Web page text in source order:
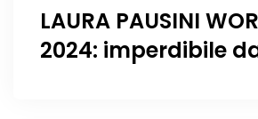
LAURA PAUSINI
2024: imperdibile